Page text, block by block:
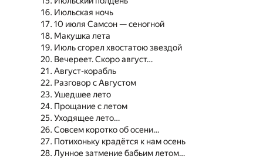
Июльская ночь
10 июля Самсон — сеногной
Макушка лета
Июль сгорел хвостатою звездой
Вечереет. Скоро август…
Август-корабль
Разговор с Августом
Ушедшее лето
Прощание с летом
Уходящее лето…
Совсем коротко об осени…
Потихоньку крадётся к нам осень
Лунное затмение бабьим летом…